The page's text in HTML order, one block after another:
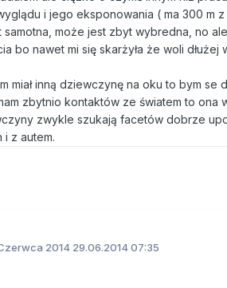
i jego eksponowania ( ma 300 m
samotna, może jest zbyt wybredna, no
bo nawet mi się skarżyła że woli
miał inną dziewczynę na oku to bym se
zbytnio kontaktów ze światem to ona
zwykle szukają facetów dobrze
i z autem.
2014 29.06.2014 07:35